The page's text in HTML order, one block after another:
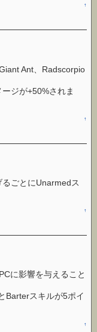
↑
Ant、Radscorpio
ジが+50%されま
↑
ごとにUnarmedス
↑
に影響を与えること
Barterスキルが5ポイ
↑